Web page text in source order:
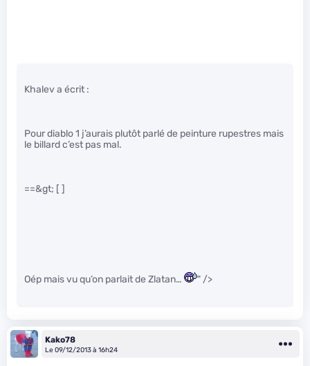
Khalev a écrit :
Pour diablo 1 j’aurais plutôt parlé de peinture rupestres mais
le billard c’est pas mal.
==&gt; [ ]
Oép mais vu qu’on parlait de Zlatan… " />
Kako78
Le 09/12/2013 à 16h24